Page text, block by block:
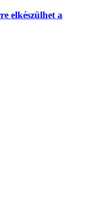
elkészülhet a